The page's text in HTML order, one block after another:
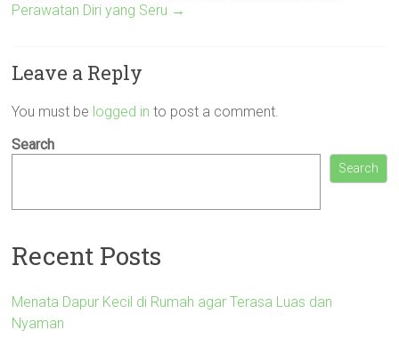
Perawatan Diri yang Seru →
Leave a Reply
You must be logged in to post a comment.
Search
Search
Recent Posts
Menata Dapur Kecil di Rumah agar Terasa Luas dan
Nyaman